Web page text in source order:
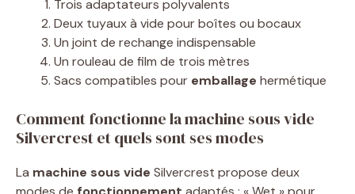
Trois adaptateurs polyvalents
Deux tuyaux à vide pour boîtes ou bocaux
Un joint de rechange indispensable
Un rouleau de film de trois mètres
Sacs compatibles pour emballage hermétique
Comment fonctionne la machine sous vide
Silvercrest et quels sont ses modes
La machine sous vide Silvercrest propose deux